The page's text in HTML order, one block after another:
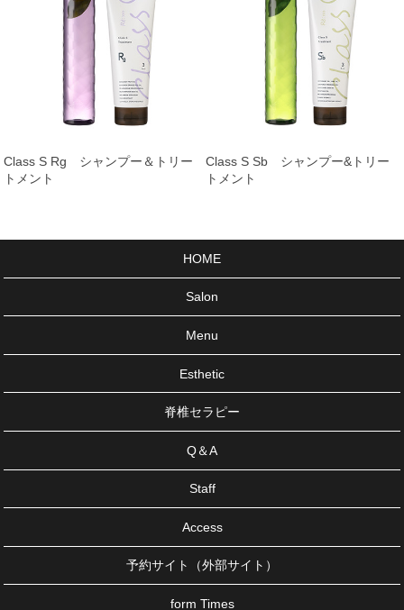
Class S Rg シャンプー＆トリー
トメント
Class S Sb シャンプー&トリー
トメント
HOME
Salon
Menu
Esthetic
脊椎セラピー
Q＆A
Staff
Access
予約サイト（外部サイト）
form Times